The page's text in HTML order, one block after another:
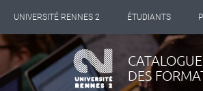
UNIVERSITÉ RENNES 2 ÉTUDIANTS
INTERNATIONAL PROFESSIONNELS
LES NOUVELLES DE RENNES 2
CATALOGUE
DES